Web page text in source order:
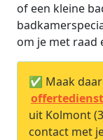
of een kleine
om je met raad
✅ Maak
offertedienst
uit Kolmont
contact met